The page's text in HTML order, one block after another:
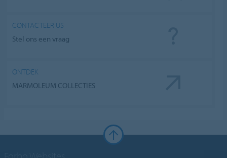
CONTACTEER US
Stel ons een vraag
ONTDEK
MARMOLEUM COLLECTIES